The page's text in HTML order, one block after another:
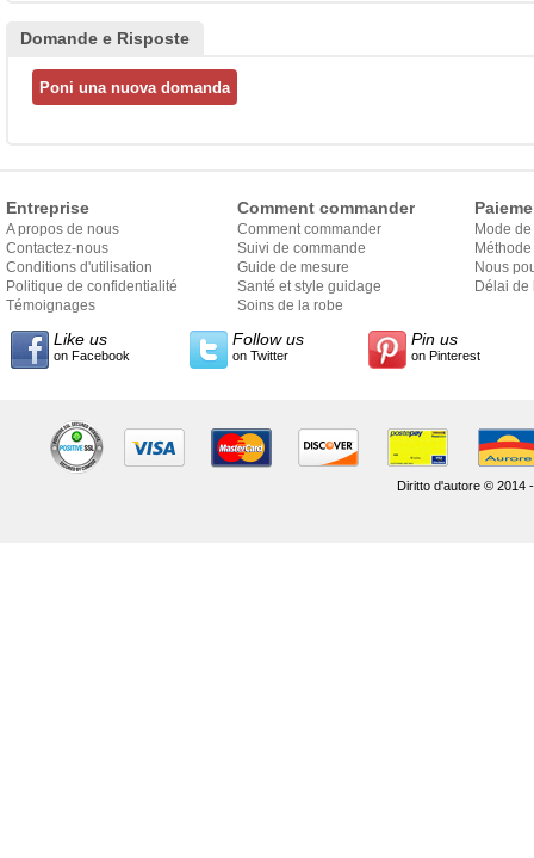
Domande e Risposte
Entreprise
A propos de nous
Contactez-nous
Conditions d'utilisation
Politique de confidentialité
Témoignages
Comment commander
Comment commander
Suivi de commande
Guide de mesure
Santé et style guidage
Soins de la robe
Mode
Nous
Délai de
Like us
on Facebook
Follow us
on Twitter
Pin us
on Pinterest
Diritto d'autore © 2014